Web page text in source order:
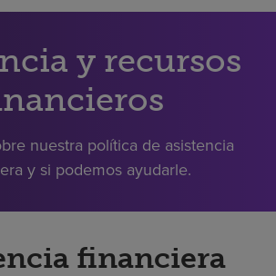
y recursos
nuestra política de asistencia
y si podemos ayudarle.
financiera